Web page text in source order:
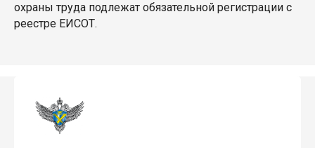
охраны труда подлежат обязательной регистрации с
реестре ЕИСОТ.